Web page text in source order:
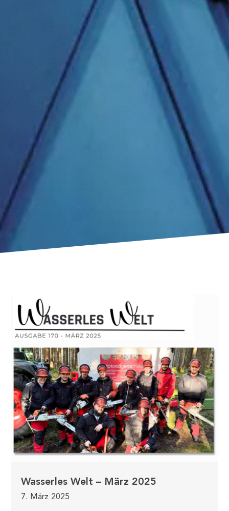
Wasserles Welt – März 2025
7. März 2025